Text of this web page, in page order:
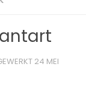
24 MEI